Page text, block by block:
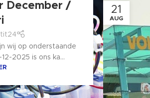
December /
wij op onderstaande
2025 is ons ka...
21
AUG